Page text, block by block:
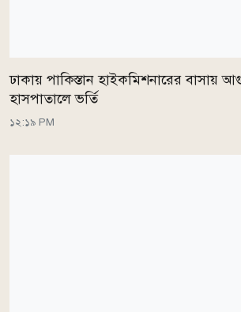
ঢাকায় পাকিস্তান হাইকমিশনারের বাসায়
হাসপাতালে ভর্তি
১২:১৯ PM